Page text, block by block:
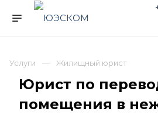
Услуги Жилищный юрист
Юрист по
помещения в